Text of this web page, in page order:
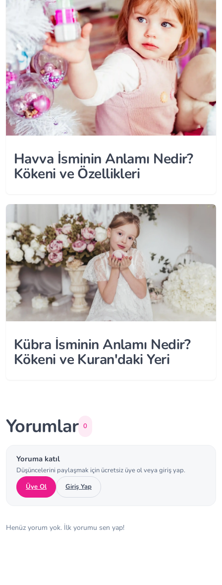
Havva İsminin Anlamı Nedir?
Kökeni ve Özellikleri
Kübra İsminin Anlamı Nedir?
Kökeni ve Kuran'daki Yeri
Yorumlar 0
Yoruma katıl
Düşüncelerini paylaşmak için ücretsiz üye ol veya giriş yap.
Üye Ol
Giriş Yap
Henüz yorum yok. İlk yorumu sen yap!